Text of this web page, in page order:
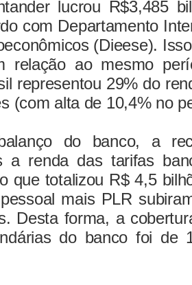
lucrou R$3,485
com Departamento
(Dieese).
relação ao mesmo
representou 29% do
(com alta de 10,4% no
do banco, a
a renda das tarifas
que totalizou R$ 4,5
mais PLR
Desta forma, a
do banco foi de